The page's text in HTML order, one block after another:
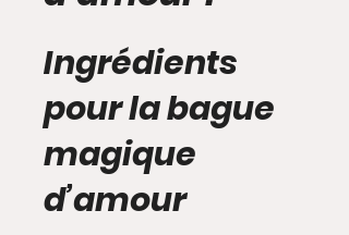
Ingrédients
pour la bague
magique
d’amour